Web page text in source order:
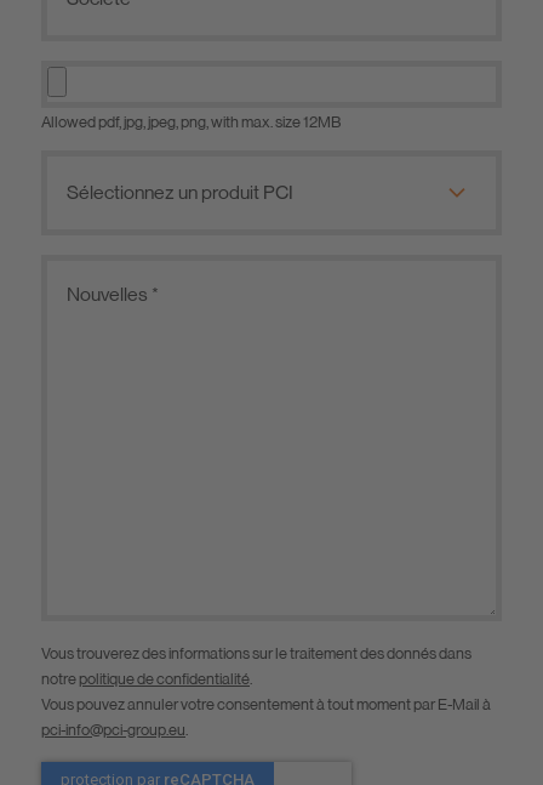
Allowed pdf, jpg, jpeg, png, with max. size 12MB
Vous trouverez des informations sur le traitement des donnés dans
notre politique de confidentialité
Vous pouvez annuler votre consentement à tout moment par E-Mail à
pci-info@pci-group.eu